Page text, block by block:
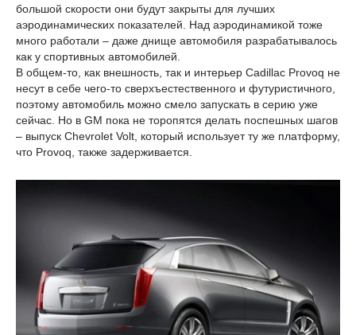
большой скорости они будут закрыты для лучших
аэродинамических показателей. Над аэродинамикой тоже
много работали – даже днище автомобиля разрабатывалось
как у спортивных автомобилей.
В общем-то, как внешность, так и интерьер Cadillac Provoq не
несут в себе чего-то сверхъестественного и футуристичного,
поэтому автомобиль можно смело запускать в серию уже
сейчас. Но в GM пока не торопятся делать поспешных шагов
– выпуск Chevrolet Volt, который использует ту же платформу,
что Provoq, также задерживается.